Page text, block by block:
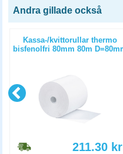
Andra gillade också
Kassa-/kvittorullar thermo
bisfenolfri 80mm 80m
211.30 kr